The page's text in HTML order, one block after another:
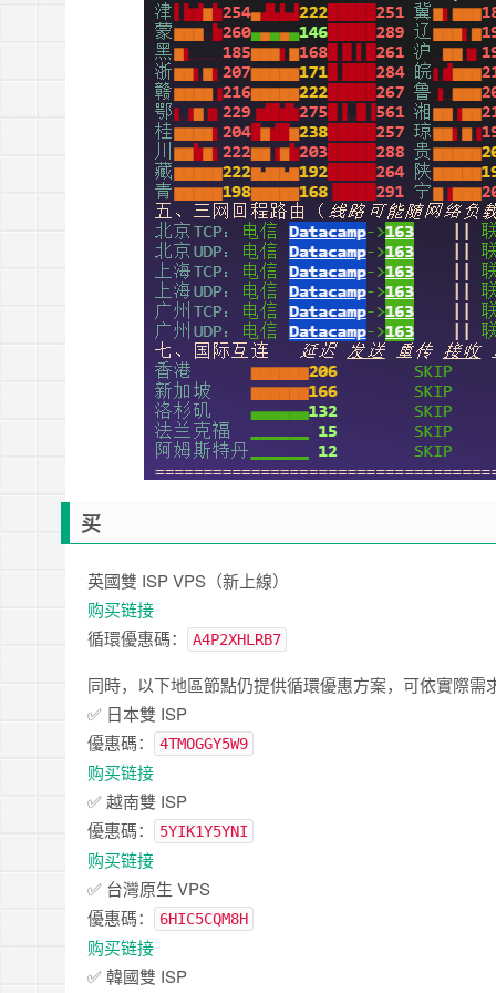
买
英國雙 ISP VPS（新上線）
购买链接
循環優惠碼：
A4P2XHLRB7
同時，以下地區節點仍提供循環優惠方案，可依實際需
✅ 日本雙 ISP
優惠碼：
4TMOGGY5W9
购买链接
✅ 越南雙 ISP
優惠碼：
5YIK1Y5YNI
购买链接
✅ 台灣原生 VPS
優惠碼：
6HIC5CQM8H
购买链接
✅ 韓國雙 ISP